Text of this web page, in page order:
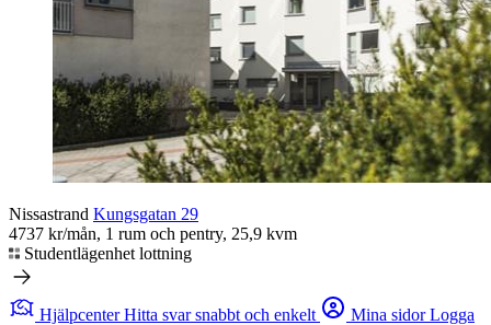
Nissastrand Kungsgatan 29
4737 kr/mån, 1 rum och pentry, 25,9 kvm
Studentlägenhet lottning
Hjälpcenter Hitta svar snabbt och enkelt Mina sidor Logga